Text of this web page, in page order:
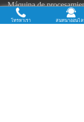
Máquina de
Máy chế biến sắn
โทรหาเรา สนทนาออนไ